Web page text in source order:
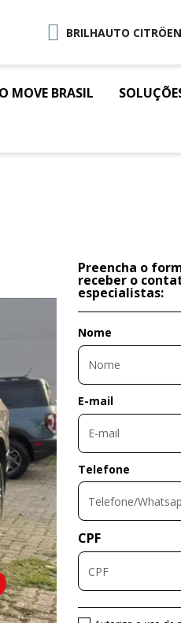
BRILHAUTO
MOVE BRASIL
Preencha o
receber o
especialistas:
Nome
E-mail
Telefone
CPF